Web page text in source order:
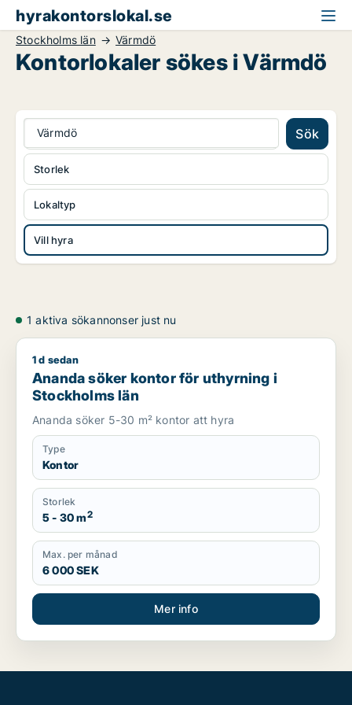
hyrakontorslokal.se
Stockholms län Värmdö
Kontorlokaler sökes i Värmdö
Värmdö Sök
Lokaltyp
Vill hyra
Storlek
1 aktiva sökannonser just nu
Ananda söker kontor för uthyrning i Stockholms län
1 d sedan
Ananda söker kontor för uthyrning i
Stockholms län
Ananda söker 5-30 m² kontor att hyra
Type
Kontor
Storlek
5 - 30 m2
Max. per månad
6 000 SEK
Mer info